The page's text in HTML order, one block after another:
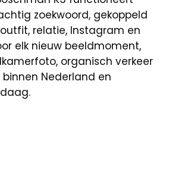
zoekwoord, gekoppeld
relatie, Instagram en
elk nieuw beeldmoment,
organisch verkeer
Nederland en